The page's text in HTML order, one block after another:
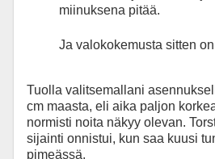
miinuksena pitää.
Ja valokokemusta sitten on
Tuolla valitsemallani
cm maasta, eli aika paljon
normisti noita näkyy olevan.
sijainti onnistui, kun saa kuusi
pimeässä.